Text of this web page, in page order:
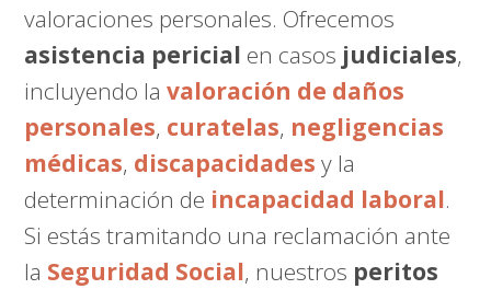
valoraciones personales. Ofrecemos
asistencia pericial en casos judiciales,
incluyendo lavaloración de daños
personales, curatelas, negligencias
médicas, discapacidades y la
determinación de incapacidad laboral.
Si estás tramitando una reclamación ante
la Seguridad Social, nuestros peritos